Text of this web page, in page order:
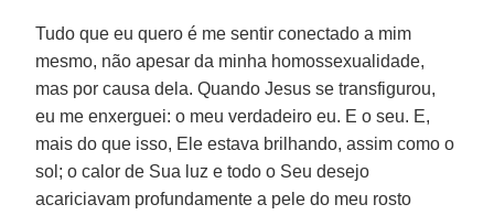
Tudo que eu quero é me sentir conectado a mim
mesmo, não apesar da minha homossexualidade,
mas por causa dela. Quando Jesus se transfigurou,
eu me enxerguei: o meu verdadeiro eu. E o seu. E,
mais do que isso, Ele estava brilhando, assim como o
sol; o calor de Sua luz e todo o Seu desejo
acariciavam profundamente a pele do meu rosto